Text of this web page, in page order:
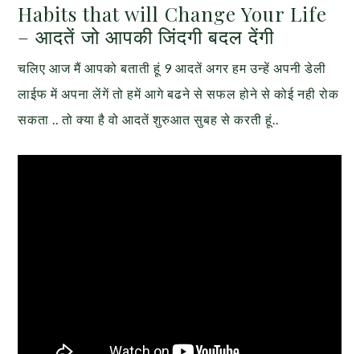
Habits that will Change Your Life
– आदतें जो आपकी जिंदगी बदल देंगी
चलिए आज मैं आपको बताती हूं 9 आदतें अगर हम उन्हें अपनी डेली
लाईफ में अपना लेंगें तो हमें आगे बढने से सफल होने से कोई नही रोक
सकता .. तो क्या है वो आदतें शुरुआत सुबह से करती हूं..